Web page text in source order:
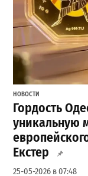
НОВОСТИ
Гордость
уникальную
Екстер
25-05-2026 в 07:48